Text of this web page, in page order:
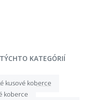
KATEGÓRIÍ
kusové koberce
koberce